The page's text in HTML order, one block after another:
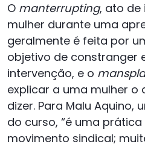
O manterrupting, ato de
mulher durante uma
geralmente é feita por
objetivo de constranger
intervenção, e o
explicar a uma mulher o
dizer. Para Malu Aquino,
do curso, “é uma
movimento sindical;